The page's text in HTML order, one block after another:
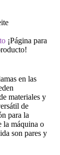
¡Página para
en las
materiales y
de
para la
la máquina o
son pares y